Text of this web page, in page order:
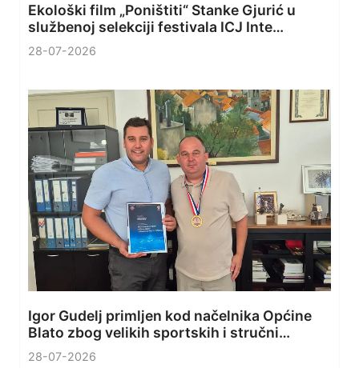
Ekološki film „Poništiti“ Stanke Gjurić u
službenoj selekciji festivala ICJ Inte…
28-07-2026
Igor Gudelj primljen kod načelnika Općine
Blato zbog velikih sportskih i stručni…
28-07-2026